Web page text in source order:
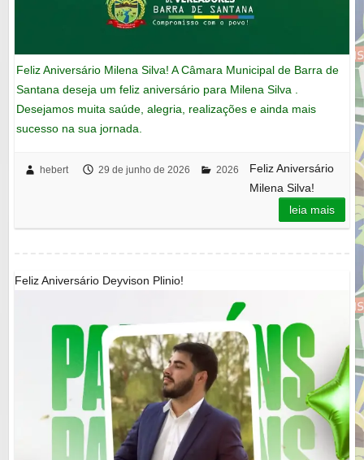
Feliz Aniversário Milena Silva! A Câmara Municipal de Barra de
Santana deseja um feliz aniversário para Milena Silva .
Desejamos muita saúde, alegria, realizações e ainda mais
sucesso na sua jornada.
hebert 29 de junho de 2026 2026
Feliz Aniversário
Milena Silva!
leia mais
Feliz Aniversário Deyvison Plinio!